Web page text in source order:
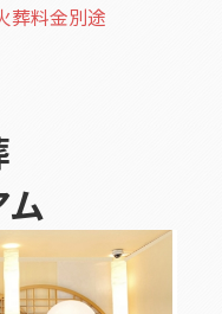
葬料金別途